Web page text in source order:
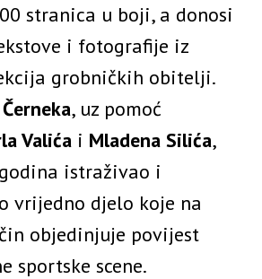
stranica u boji, a donosi
i fotografije iz
grobničkih obitelji.
, uz pomoć
Valića i Mladena Silića,
istraživao i
vrijedno djelo koje na
objedinjuje povijest
sportske scene.